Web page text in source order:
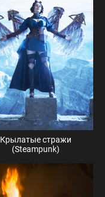
Крылатые стражи
(Steampunk)